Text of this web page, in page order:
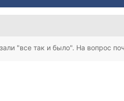
"все так и было". На вопрос